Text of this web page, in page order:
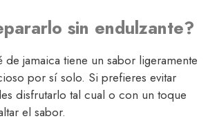
sin endulzante?
de jamaica tiene un sabor ligeramente
por sí solo. Si prefieres evitar
disfrutarlo tal cual o con un toque
el sabor.